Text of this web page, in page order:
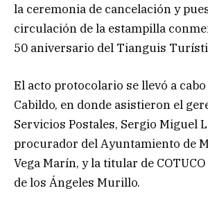
la ceremonia de cancelación y
circulación de la estampilla
50 aniversario del Tianguis
El acto protocolario se llevó a cabo
Cabildo, en donde asistieron el
Servicios Postales, Sergio Miguel
procurador del Ayuntamiento de
Vega Marín, y la titular de
de los Ángeles Murillo.